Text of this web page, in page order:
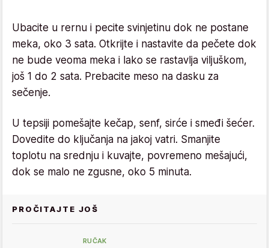
Ubacite u rernu i pecite svinjetinu dok ne postane
meka, oko 3 sata. Otkrijte i nastavite da pečete dok
ne bude veoma meka i lako se rastavlja viljuškom,
još 1 do 2 sata. Prebacite meso na dasku za
sečenje.
U tepsiji pomešajte kečap, senf, sirće i smeđi šećer.
Dovedite do ključanja na jakoj vatri. Smanjite
toplotu na srednju i kuvajte, povremeno mešajući,
dok se malo ne zgusne, oko 5 minuta.
PROČITAJTE JOŠ
RUČAK